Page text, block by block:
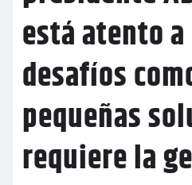
está atento
desafíos
pequeñas
requiere la